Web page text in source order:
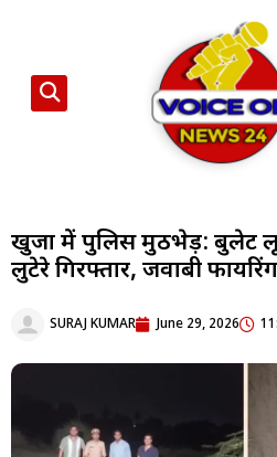
खुर्जा में पुलिस मुठभेड़: बुलेट
लुटेरे गिरफ्तार, जवाबी
SURAJ KUMAR June 29, 2026